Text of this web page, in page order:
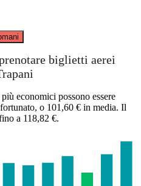
biglietti aerei
economici possono essere
o 101,60 € in media. Il
a 118,82 €.